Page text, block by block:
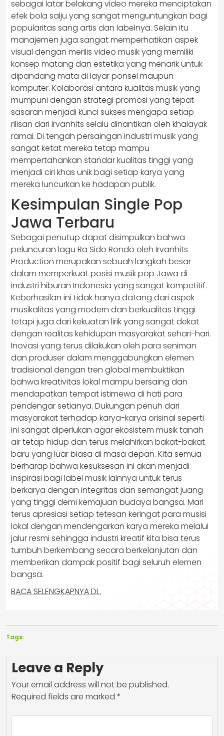
sebagai latar belakang video mereka menciptakan
efek bola salju yang sangat menguntungkan bagi
popularitas sang artis dan labelnya. Selain itu
manajemen juga sangat memperhatikan aspek
visual dengan merilis video musik yang memiliki
konsep matang dan estetika yang menarik untuk
dipandang mata di layar ponsel maupun
komputer. Kolaborasi antara kualitas musik yang
mumpuni dengan strategi promosi yang tepat
sasaran menjadi kunci sukses mengapa setiap
rilisan dari Irvanhits selalu dinantikan oleh khalayak
ramai. Di tengah persaingan industri musik yang
sangat ketat mereka tetap mampu
mempertahankan standar kualitas tinggi yang
menjadi ciri khas unik bagi setiap karya yang
mereka luncurkan ke hadapan publik.
Kesimpulan Single Pop
Jawa Terbaru
Sebagai penutup dapat disimpulkan bahwa
peluncuran lagu Ra Sido Rondo oleh Irvanhits
Production merupakan sebuah langkah besar
dalam memperkuat posisi musik pop Jawa di
industri hiburan Indonesia yang sangat kompetitif.
Keberhasilan ini tidak hanya datang dari aspek
musikalitas yang modern dan berkualitas tinggi
tetapi juga dari kekuatan lirik yang sangat dekat
dengan realitas kehidupan masyarakat sehari-hari.
Inovasi yang terus dilakukan oleh para seniman
dan produser dalam menggabungkan elemen
tradisional dengan tren global membuktikan
bahwa kreativitas lokal mampu bersaing dan
mendapatkan tempat istimewa di hati para
pendengar setianya. Dukungan penuh dari
masyarakat terhadap karya-karya orisinal seperti
ini sangat diperlukan agar ekosistem musik tanah
air tetap hidup dan terus melahirkan bakat-bakat
baru yang luar biasa di masa depan. Kita semua
berharap bahwa kesuksesan ini akan menjadi
inspirasi bagi label musik lainnya untuk terus
berkarya dengan integritas dan semangat juang
yang tinggi demi kemajuan budaya bangsa. Mari
terus apresiasi setiap tetesan keringat para musisi
lokal dengan mendengarkan karya mereka melalui
jalur resmi sehingga industri kreatif kita bisa terus
tumbuh berkembang secara berkelanjutan dan
memberikan dampak positif bagi seluruh elemen
bangsa.
BACA SELENGKAPNYA DI..
Tags:
Leave a Reply
Your email address will not be published.
Required fields are marked *